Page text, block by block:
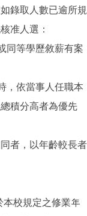
錄取人數已逾所規
准人選：
同等學歷敘薪有案
，依當事人任職本
積分高者為優先
者，以年齡較長者
本校規定之修業年